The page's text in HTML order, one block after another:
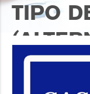
TIPO